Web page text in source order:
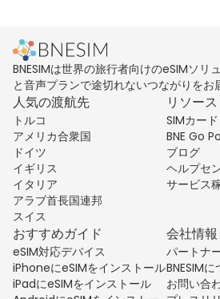
BNESIMは世界の旅行者向けのeSIMソリ
と音声プランで途切れないつながりをお
人気の渡航先
トルコ
アメリカ合衆国
ドイツ
イギリス
イタリア
アラブ首長国連邦
スイス
リソース
SIMカード
BNE Go
ブログ
ヘルプセ
サービス
おすすめガイド
eSIM対応デバイス
iPhoneにeSIMをインストール
iPadにeSIMをインストール
会社情報
パートナ
BNESIMに
お問い合